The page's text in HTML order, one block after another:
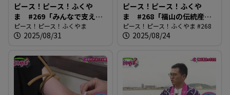
ピース！ピース！ふくや
ま #269「みんなで支え合
う 認知症」
ピース！ピース！ふくやま
2025/08/31
ピース！ピース！ふくや
ま #268「福山の伝統産業
琴づくり」
ピース！ピース！ふくやま #268
2025/08/24